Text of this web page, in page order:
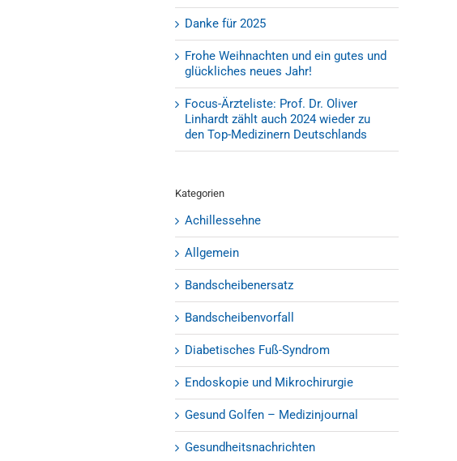
Danke für 2025
Frohe Weihnachten und ein gutes und
glückliches neues Jahr!
Focus-Ärzteliste: Prof. Dr. Oliver
Linhardt zählt auch 2024 wieder zu
den Top-Medizinern Deutschlands
Kategorien
Achillessehne
Allgemein
Bandscheibenersatz
Bandscheibenvorfall
Diabetisches Fuß-Syndrom
Endoskopie und Mikrochirurgie
Gesund Golfen – Medizinjournal
Gesundheitsnachrichten